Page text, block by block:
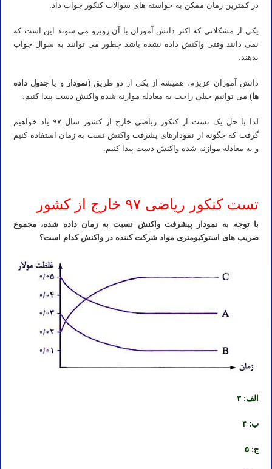
در کمترین زمان ممکن به خواسته های سوالات کنکور جواب داد.
یکی از مشکلاتی که اکثر دانش آموزان با آن روبرو می شوند این است که
نمی دانند وقتی واکنش داده نشده باشد چطور می توانند به سوال جواب
بدهند.
دانش آموزان عزیزم، همیشه از یکی از دو طریق (نمودار و یا جدول داده
ها) می توانیم خیلی راحت به معادله موازنه شده واکنش دست پیدا کنیم.
لذا با حل یک تست از کنکور ریاضی خارج از کشور سال ۹۷ یاد خواهیم
گرفت که چگونه از نمودارهای پشرفت واکنش نست به زمان استفاده کنیم
و به معادله موازنه شده واکنش دست پیدا کنیم.
تست کنکور ریاضی ۹۷ خارج از کشور
با توجه به نمودار پیشرفت واکنش نسبت به زمان داده شده، مجموع
ضریب های استوکیومتری مواد شرکت کننده در واکنش کدام است؟
الف: ۳
ب: ۴
ج: ۵